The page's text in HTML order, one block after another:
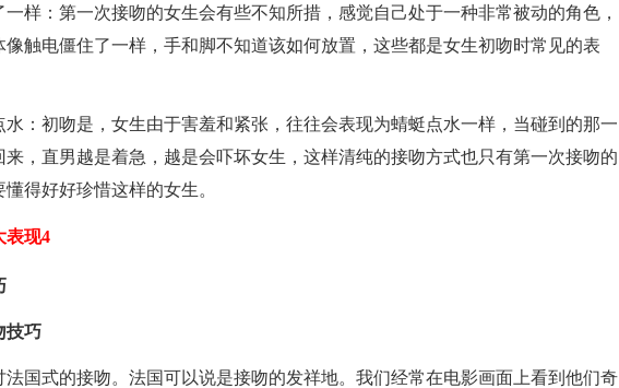
一样：第一次接吻的女生会有些不知所措，感觉自己处于一种非常被动的角色，
像触电僵住了一样，手和脚不知道该如何放置，这些都是女生初吻时常见的表
水：初吻是，女生由于害羞和紧张，往往会表现为蜻蜓点水一样，当碰到的那一
，直男越是着急，越是会吓坏女生，这样清纯的接吻方式也只有第一次接吻的
得好好珍惜这样的女生。
现4
技巧
法国式的接吻。法国可以说是接吻的发祥地。我们经常在电影画面上看到他们奇